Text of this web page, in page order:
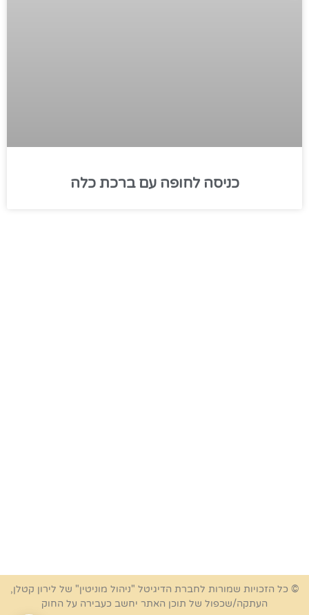
כניסה לחופה עם ברכת כלה
© כל הזכויות שמורות לחברת הדיגיטל "ניהול מוניטין" של לירון קטלן,
העתקה/שכפול של תוכן האתר יחשב כעבירה על החוק